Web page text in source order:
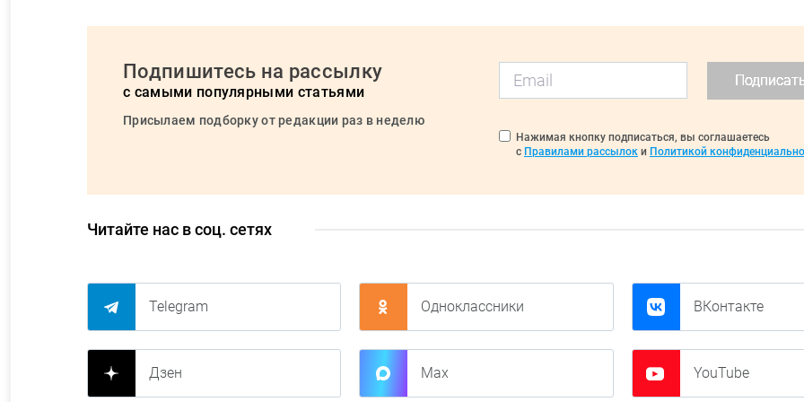
Подпишитесь на рассылку
с самыми популярными статьями
Присылаем подборку от редакции раз в неделю
Нажимая кнопку подписаться, вы соглашаетесь
с Правилами рассылок и Политикой
Читайте нас в соц. сетях
Telegram Одноклассники ВКонтакте
Дзен Max YouTube